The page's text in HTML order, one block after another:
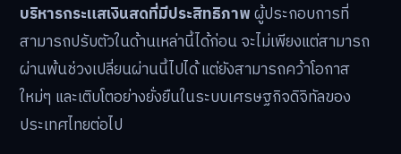
บริหารกระแสเงินสดที่มีประสิทธิภาพผู้ประกอบการที่
สามารถปรับตัวในด้านเหล่านี้ได้ก่อน จะไม่เพียงแต่สามารถ
ผ่านพ้นช่วงเปลี่ยนผ่านนี้ไปได้ แต่ยังสามารถคว้าโอกาส
ใหม่ๆ และเติบโตอย่างยั่งยืนในระบบเศรษฐกิจดิจิทัลของ
ประเทศไทยต่อไป